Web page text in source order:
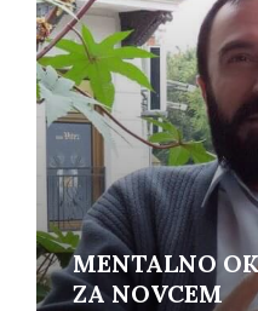
MENTALNO
ZA NOVCEM